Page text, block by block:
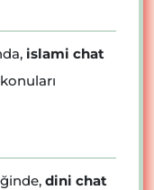
islami chat
dini chat